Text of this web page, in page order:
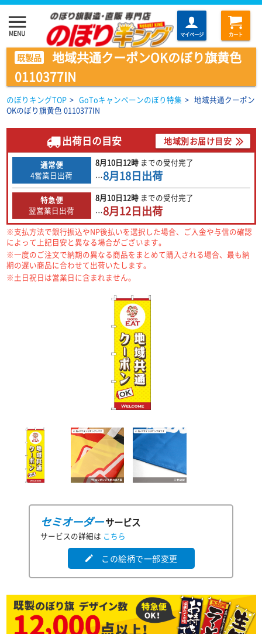
menu
MENU マイページ カート
既製品
地域共通クーポンOKのぼり旗黄色
0110377IN
のぼりキングTOP > GoToキャンペーンのぼり特集 > 地域共通クーポン
OKのぼり旗黄色 0110377IN
出荷日の目安 地域別お届け目安
通常便
4営業日出荷
8月10日12時 までの受付完了
…8月18日出荷
特急便
翌営業日出荷
8月10日12時 までの受付完了
…8月12日出荷
※支払方法で銀行振込やNP後払いを選択した場合、ご入金や与信の確認
によって上記目安と異なる場合がございます。
※一度のご注文で納期の異なる商品をまとめて購入される場合、最も納
期の遅い商品に合わせて出荷いたします。
※土日祝日は営業日に含まれません。
セミオーダーサービス
サービスの詳細は こちら
edit この絵柄で一部変更